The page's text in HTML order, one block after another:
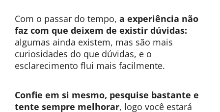
Com o passar do tempo, a experiência não
faz com que deixem de existir dúvidas:
algumas ainda existem, mas são mais
curiosidades do que dúvidas, e o
esclarecimento flui mais facilmente.
Confie em si mesmo, pesquise bastante e
tente sempre melhorar, logo você estará